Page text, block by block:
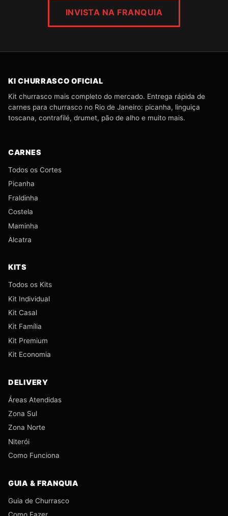
INVISTA NA FRANQUIA
KI CHURRASCO OFICIAL
Kit churrasco mais completo do mercado. Entrega rápida de
carnes para churrasco no Rio de Janeiro: picanha, linguiça
toscana, contrafilé, drumet, pão de alho e muito mais.
CARNES
Todos os Cortes
Picanha
Fraldinha
Costela
Maminha
Alcatra
KITS
Todos os Kits
Kit Individual
Kit Casal
Kit Família
Kit Premium
Kit Economia
DELIVERY
Áreas Atendidas
Zona Sul
Zona Norte
Niterói
Como Funciona
GUIA & FRANQUIA
Guia de Churrasco